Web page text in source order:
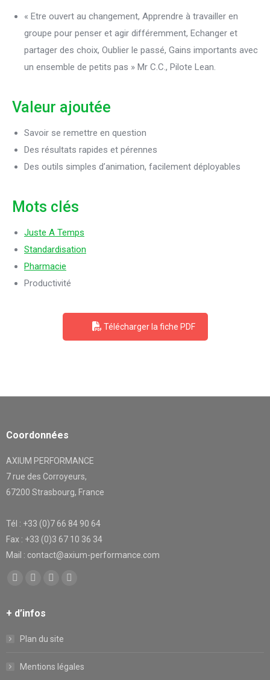
« Etre ouvert au changement, Apprendre à travailler en
groupe pour penser et agir différemment, Echanger et
partager des choix, Oublier le passé, Gains importants avec
un ensemble de petits pas » Mr C.C., Pilote Lean.
Valeur ajoutée
Savoir se remettre en question
Des résultats rapides et pérennes
Des outils simples d’animation, facilement déployables
Mots clés
Juste A Temps
Standardisation
Pharmacie
Productivité
Télécharger la fiche PDF
Coordonnées
AXIUM PERFORMANCE
7 rue des Corroyeurs,
67200 Strasbourg, France
Tél : +33 (0)7 66 84 90 64
Fax : +33 (0)3 67 10 36 34
Mail : contact@axium-performance.com
Trouvez nous sur :
opens
window
opens
windowwindowwindow
+ d’infos
Plan du site
Mentions légales